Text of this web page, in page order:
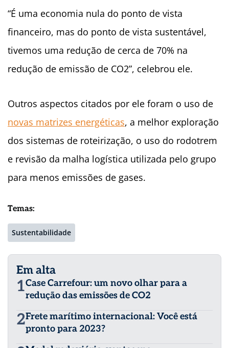
“É uma economia nula do ponto de vista
financeiro, mas do ponto de vista sustentável,
tivemos uma redução de cerca de 70% na
redução de emissão de CO2”, celebrou ele.
Outros aspectos citados por ele foram o uso de
novas matrizes energéticas, a melhor exploração
dos sistemas de roteirização, o uso do rodotrem
e revisão da malha logística utilizada pelo grupo
para menos emissões de gases.
Temas:
Sustentabilidade
Em alta
1Case Carrefour: um novo olhar para a
redução das emissões de CO2
2Frete marítimo internacional: Você está
pronto para 2023?